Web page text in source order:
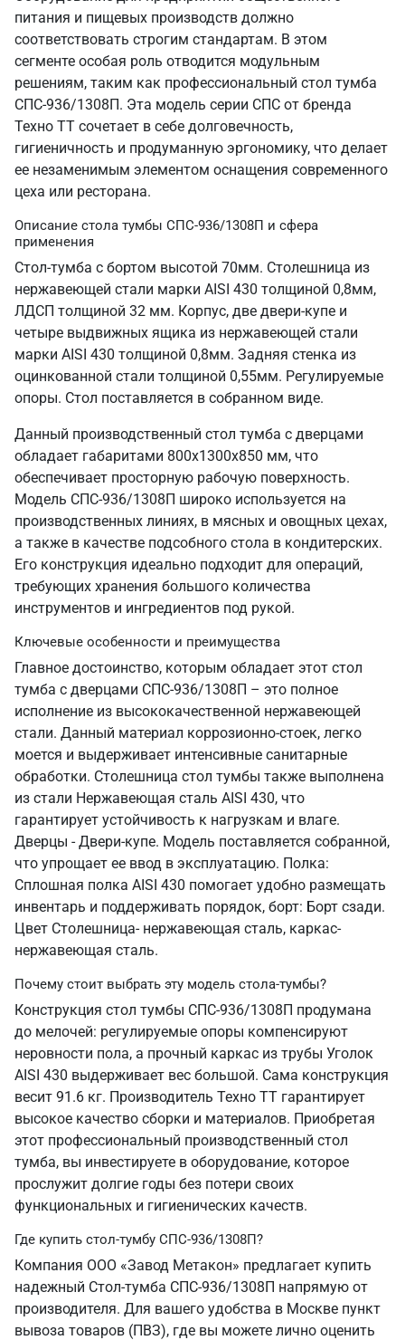
питания и пищевых производств должно
соответствовать строгим стандартам. В этом
сегменте особая роль отводится модульным
решениям, таким как профессиональный стол тумба
СПС-936/1308П. Эта модель серии СПС от бренда
Техно ТТ сочетает в себе долговечность,
гигиеничность и продуманную эргономику, что делает
ее незаменимым элементом оснащения современного
цеха или ресторана.
Описание стола тумбы СПС-936/1308П и сфера
применения
Стол-тумба с бортом высотой 70мм. Столешница из
нержавеющей стали марки AISI 430 толщиной 0,8мм,
ЛДСП толщиной 32 мм. Корпус, две двери-купе и
четыре выдвижных ящика из нержавеющей стали
марки AISI 430 толщиной 0,8мм. Задняя стенка из
оцинкованной стали толщиной 0,55мм. Регулируемые
опоры. Стол поставляется в собранном виде.
Данный производственный стол тумба с дверцами
обладает габаритами 800х1300х850 мм, что
обеспечивает просторную рабочую поверхность.
Модель СПС-936/1308П широко используется на
производственных линиях, в мясных и овощных цехах,
а также в качестве подсобного стола в кондитерских.
Его конструкция идеально подходит для операций,
требующих хранения большого количества
инструментов и ингредиентов под рукой.
Ключевые особенности и преимущества
Главное достоинство, которым обладает этот стол
тумба с дверцами СПС-936/1308П – это полное
исполнение из высококачественной нержавеющей
стали. Данный материал коррозионно-стоек, легко
моется и выдерживает интенсивные санитарные
обработки. Столешница стол тумбы также выполнена
из стали Нержавеющая сталь AISI 430, что
гарантирует устойчивость к нагрузкам и влаге.
Дверцы - Двери-купе. Модель поставляется собранной,
что упрощает ее ввод в эксплуатацию. Полка:
Сплошная полка AISI 430 помогает удобно размещать
инвентарь и поддерживать порядок, борт: Борт сзади.
Цвет Столешница- нержавеющая сталь, каркас-
нержавеющая сталь.
Почему стоит выбрать эту модель стола-тумбы?
Конструкция стол тумбы СПС-936/1308П продумана
до мелочей: регулируемые опоры компенсируют
неровности пола, а прочный каркас из трубы Уголок
AISI 430 выдерживает вес большой. Сама конструкция
весит 91.6 кг. Производитель Техно ТТ гарантирует
высокое качество сборки и материалов. Приобретая
этот профессиональный производственный стол
тумба, вы инвестируете в оборудование, которое
прослужит долгие годы без потери своих
функциональных и гигиенических качеств.
Где купить стол-тумбу СПС-936/1308П?
Компания ООО «Завод Метакон» предлагает купить
надежный Стол-тумба СПС-936/1308П напрямую от
производителя. Для вашего удобства в Москве пункт
вывоза товаров (ПВЗ), где вы можете лично оценить